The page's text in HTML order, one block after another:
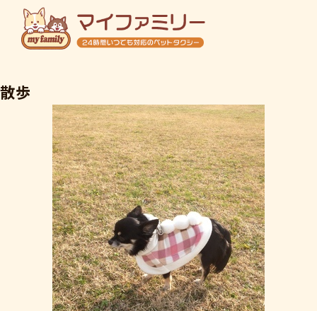
初めての方へ
ご利用料金
店舗概要
ご予約・お問い合わせ
散歩